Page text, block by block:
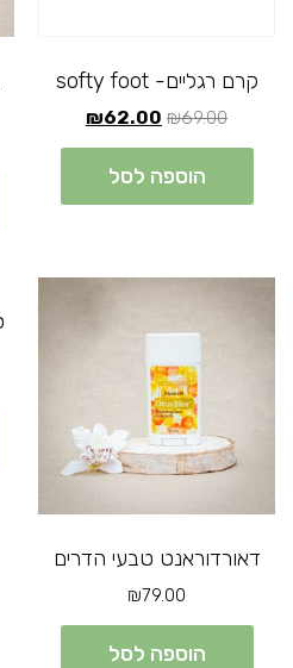
קרם רגליים- softy foot
₪69.00
₪62.00
הוספה לסל
דאורדוראנט טבעי הדרים
₪79.00
הוספה לסל